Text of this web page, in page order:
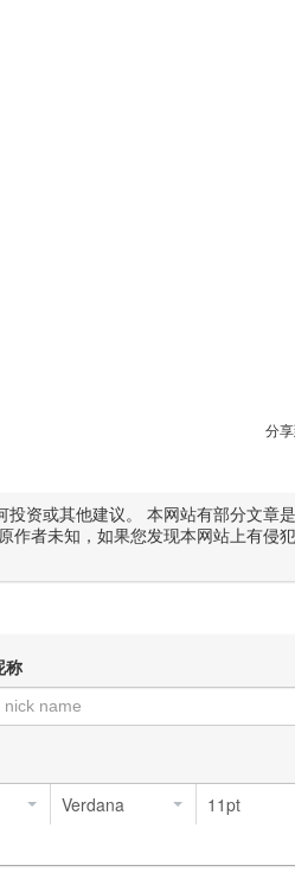
分
资或其他建议。 本网站有部分文章
作者未知，如果您发现本网站上有侵
称
Verdana 11pt